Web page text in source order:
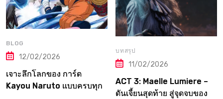
BLOG
12/02/2026
เจาะลึกโลกของ การ์ด
Kayou Naruto แบบครบทุก
บทสรุป
11/02/2026
ACT 3: Maelle Lumiere –
ดันเจี้ยนสุดท้าย สู่จุดจบของ